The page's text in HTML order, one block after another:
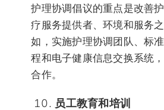
护理协调倡议的重点是改善
疗服务提供者、环境和服务
如，实施护理协调团队、标
程和电子健康信息交换系统
合作。
员工教育和培训